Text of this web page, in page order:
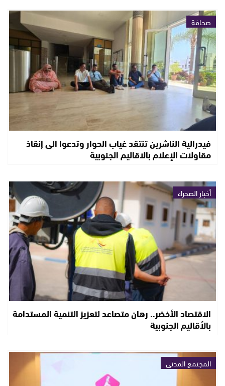
صحافة
فيدرالية الناشرين تنتقد غياب الحوار وتدعوا الى إنقاذ
مقاولات الإعلام بالاقاليم الجنوبية
أخبار الصحراء
الاقتصاد الأخضر.. رهان متصاعد لتعزيز التنمية المستدامة
بالأقاليم الجنوبية
المجتمع المدني